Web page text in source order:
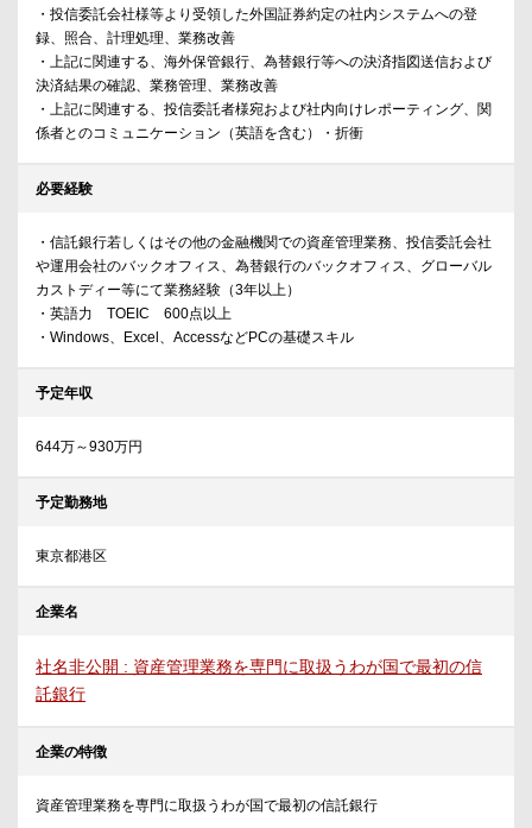
・投信委託会社様等より受領した外国証券約定の社内システムへの登
録、照合、計理処理、業務改善
・上記に関連する、海外保管銀行、為替銀行等への決済指図送信および
決済結果の確認、業務管理、業務改善
・上記に関連する、投信委託者様宛および社内向けレポーティング、関
係者とのコミュニケーション（英語を含む）・折衝
必要経験
・信託銀行若しくはその他の金融機関での資産管理業務、投信委託会社
や運用会社のバックオフィス、為替銀行のバックオフィス、グローバル
カストディー等にて業務経験（3年以上）
・英語力 TOEIC 600点以上
・Windows、Excel、AccessなどPCの基礎スキル
予定年収
644万～930万円
予定勤務地
東京都港区
企業名
社名非公開 : 資産管理業務を専門に取扱うわが国で最初の信
託銀行
企業の特徴
資産管理業務を専門に取扱うわが国で最初の信託銀行